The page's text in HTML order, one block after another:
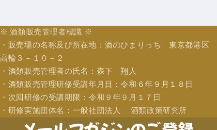
※ 酒類販売管理者標識 ※
・販売場の名称及び所在地：酒のひまりっち 東京都港区
高輪３－１０－２
・酒類販売管理者の氏名：森下 翔人
・酒類販売管理研修受講年月日：令和６年９月１８日
・次回研修の受講期限：令和９年９月１７日
・研修実施団体名：一般社団法人 酒類政策研究所